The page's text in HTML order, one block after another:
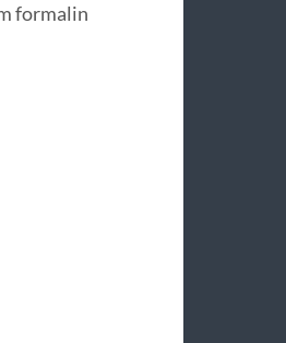
formalin